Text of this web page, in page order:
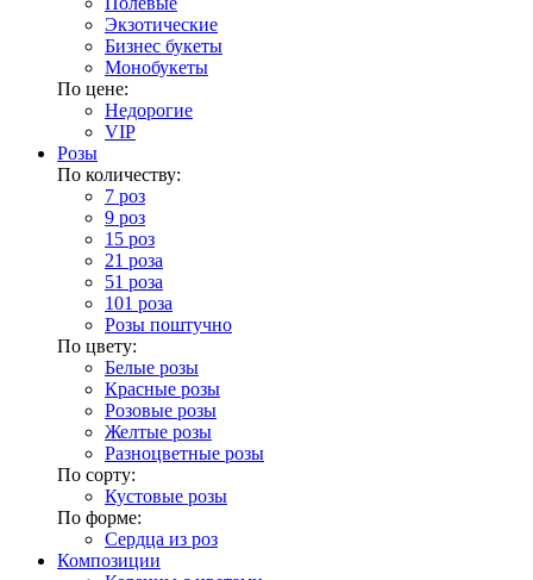
Экзотические
Бизнес букеты
Монобукеты
По цене:
Недорогие
VIP
Розы
По количеству:
7 роз
9 роз
15 роз
21 роза
51 роза
101 роза
Розы поштучно
По цвету:
Белые розы
Красные розы
Розовые розы
Желтые розы
Разноцветные розы
По сорту:
Кустовые розы
По форме:
Сердца из роз
Композиции